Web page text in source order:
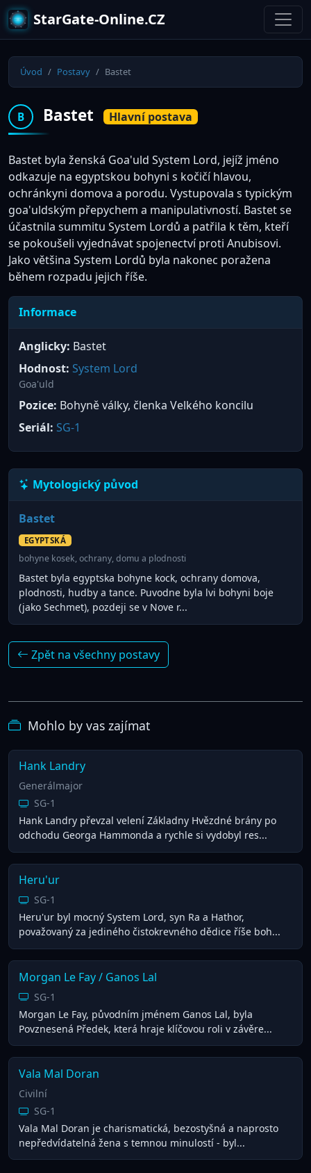
StarGate-Online.CZ
Úvod Postavy Bastet
B Bastet Hlavní postava
Bastet byla ženská Goa'uld System Lord, jejíž jméno
odkazuje na egyptskou bohyni s kočičí hlavou,
ochránkyni domova a porodu. Vystupovala s typickým
goa'uldským přepychem a manipulativností. Bastet se
účastnila summitu System Lordů a patřila k těm, kteří
se pokoušeli vyjednávat spojenectví proti Anubisovi.
Jako většina System Lordů byla nakonec poražena
během rozpadu jejich říše.
Informace
Anglicky: Bastet
Hodnost: System Lord
Goa'uld
Pozice: Bohyně války, členka Velkého koncilu
Seriál: SG-1
Mytologický původ
Bastet
EGYPTSKÁ
bohyne kosek, ochrany, domu a plodnosti
Bastet byla egyptska bohyne kock, ochrany domova,
plodnosti, hudby a tance. Puvodne byla lvi bohyni boje
(jako Sechmet), pozdeji se v Nove r...
Zpět na všechny postavy
Mohlo by vas zajímat
Hank Landry
Generálmajor
SG-1
Hank Landry převzal velení Základny Hvězdné brány po
odchodu Georga Hammonda a rychle si vydobyl res...
Heru'ur
SG-1
Heru'ur byl mocný System Lord, syn Ra a Hathor,
považovaný za jediného čistokrevného dědice říše boh...
Morgan Le Fay / Ganos Lal
SG-1
Morgan Le Fay, původním jménem Ganos Lal, byla
Povznesená Předek, která hraje klíčovou roli v závěre...
Vala Mal Doran
Civilní
SG-1
Vala Mal Doran je charismatická, bezostyšná a naprosto
nepředvídatelná žena s temnou minulostí - byl...